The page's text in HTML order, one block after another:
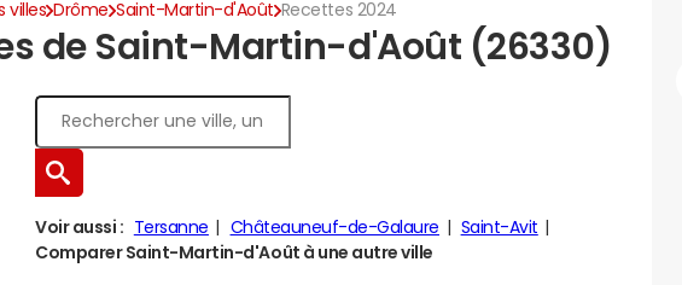
villes Drôme Saint-Martin-d'Août Recettes 2024
de Saint-Martin-d'Août (26330)
Voir aussi : Tersanne Châteauneuf-de-Galaure
Saint-Avit
Comparer Saint-Martin-d'Août à une autre ville